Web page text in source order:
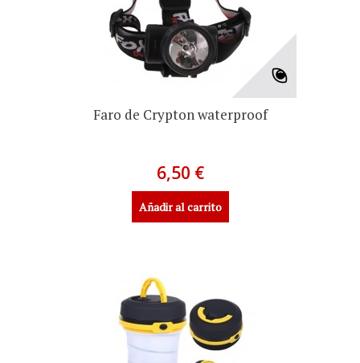
Faro de Crypton waterproof
6,50 €
Añadir al carrito